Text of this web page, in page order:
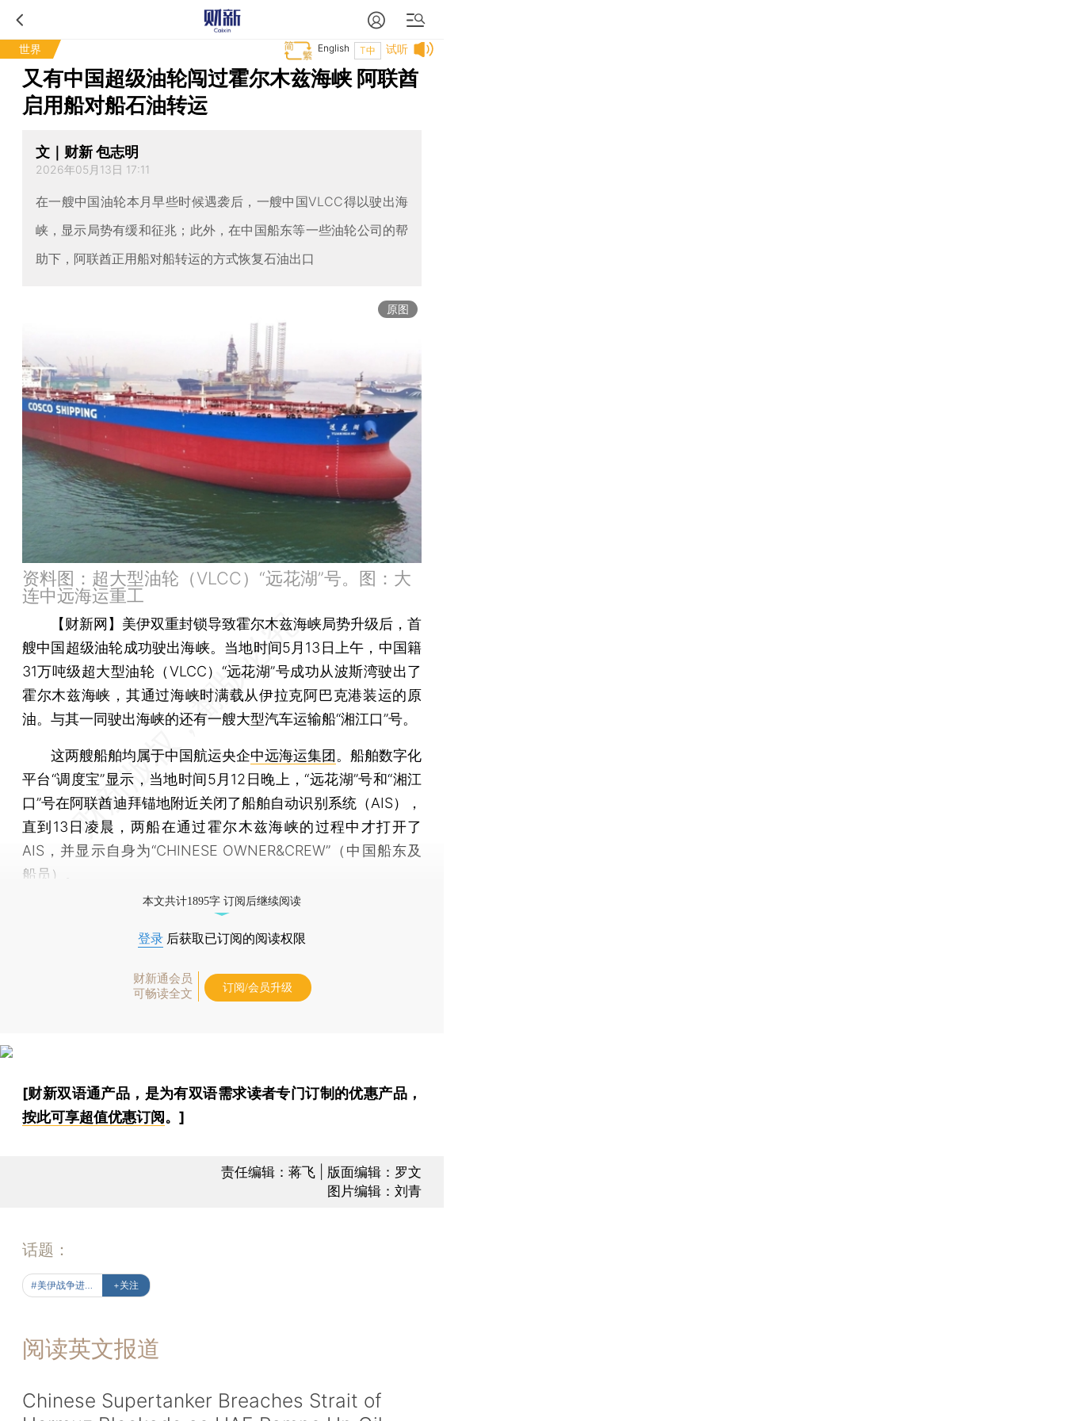
世界 试听
T中
English
又有中国超级油轮闯过霍尔木兹海峡 阿联酋
启用船对船石油转运
文｜财新 包志明
2026年05月13日 17:11
在一艘中国油轮本月早些时候遇袭后，一艘中国VLCC得以驶出海
峡，显示局势有缓和征兆；此外，在中国船东等一些油轮公司的帮
助下，阿联酋正用船对船转运的方式恢复石油出口
原图
资料图：超大型油轮（VLCC）“远花湖”号。图：大
连中远海运重工
【财新网】 美伊双重封锁导致霍尔木兹海峡局势升级后，首
艘中国超级油轮成功驶出海峡。当地时间5月13日上午，中国籍
31万吨级超大型油轮（VLCC）“远花湖”号成功从波斯湾驶出了
霍尔木兹海峡，其通过海峡时满载从伊拉克阿巴克港装运的原
油。与其一同驶出海峡的还有一艘大型汽车运输船“湘江口”号。
这两艘船舶均属于中国航运央企中远海运集团。船舶数字化
平台“调度宝”显示，当地时间5月12日晚上，“远花湖”号和“湘江
口”号在阿联酋迪拜锚地附近关闭了船舶自动识别系统（AIS），
直到13日凌晨，两船在通过霍尔木兹海峡的过程中才打开了
AIS，并显示自身为“CHINESE OWNER&CREW”（中国船东及
船员）。
本文共计1895字 订阅后继续阅读
登录 后获取已订阅的阅读权限
财新通会员
可畅读全文
订阅/会员升级
[财新双语通产品，是为有双语需求读者专门订制的优惠产品，
按此可享超值优惠订阅。]
责任编辑：蒋飞 | 版面编辑：罗文
图片编辑：刘青
话题：
#美伊战争进行时 +关注
阅读英文报道
Chinese Supertanker Breaches Strait of